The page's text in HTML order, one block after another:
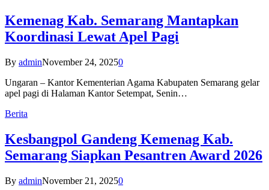
Kemenag Kab. Semarang Mantapkan
Koordinasi Lewat Apel Pagi
By adminNovember 24, 20250
Ungaran – Kantor Kementerian Agama Kabupaten Semarang gelar
apel pagi di Halaman Kantor Setempat, Senin…
Berita
Kesbangpol Gandeng Kemenag Kab.
Semarang Siapkan Pesantren Award 2026
By adminNovember 21, 20250